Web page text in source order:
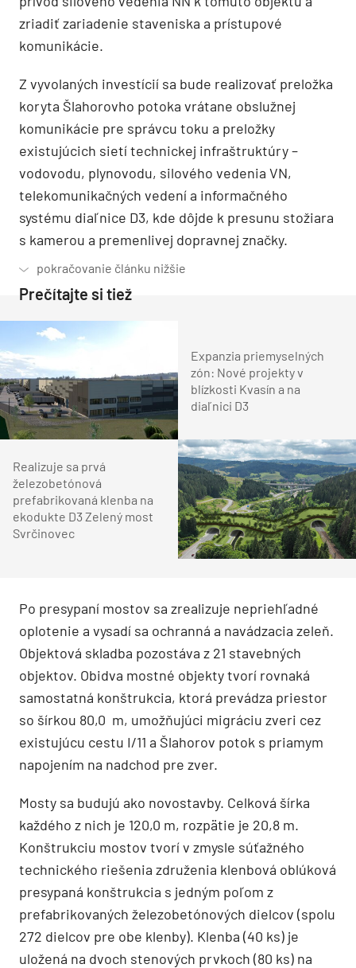
zriadiť zariadenie staveniska a prístupové
komunikácie.
Z vyvolaných investícií sa bude realizovať preložka
koryta Šlahorovho potoka vrátane obslužnej
komunikácie pre správcu toku a preložky
existujúcich sietí technickej infraštruktúry –
vodovodu, plynovodu, silového vedenia VN,
telekomunikačných vedení a informačného
systému diaľnice D3, kde dôjde k presunu stožiara
s kamerou a premenlivej dopravnej značky.
Prečítajte si tiež
Expanzia priemyselných
zón: Nové projekty v
blízkosti Kvasín a na
diaľnici D3
Realizuje sa prvá
železobetónová
prefabrikovaná klenba na
ekodukte D3 Zelený most
Svrčinovec
Po presypaní mostov sa zrealizuje nepriehľadné
oplotenie a vysadí sa ochranná a navádzacia zeleň.
Objektová skladba pozostáva z 21 stavebných
objektov. Obidva mostné objekty tvorí rovnaká
samostatná konštrukcia, ktorá prevádza priestor
so šírkou 80,0 m, umožňujúci migráciu zveri cez
existujúcu cestu I/11 a Šlahorov potok s priamym
napojením na nadchod pre zver.
Mosty sa budujú ako novostavby. Celková šírka
každého z nich je 120,0 m, rozpätie je 20,8 m.
Konštrukciu mostov tvorí v zmysle súťažného
technického riešenia združenia klenbová oblúková
presypaná konštrukcia s jedným poľom z
prefabrikovaných železobetónových dielcov (spolu
272 dielcov pre obe klenby). Klenba (40 ks) je
uložená na dvoch stenových prvkoch (80 ks) na